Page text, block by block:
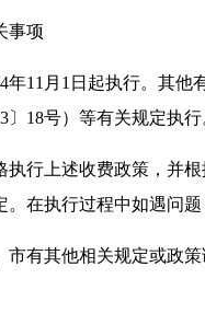
项
11月1日起执行。其他
〕18号）等有关规定执
上述收费政策，并根
。在执行过程中如遇问
有其他相关规定或政策